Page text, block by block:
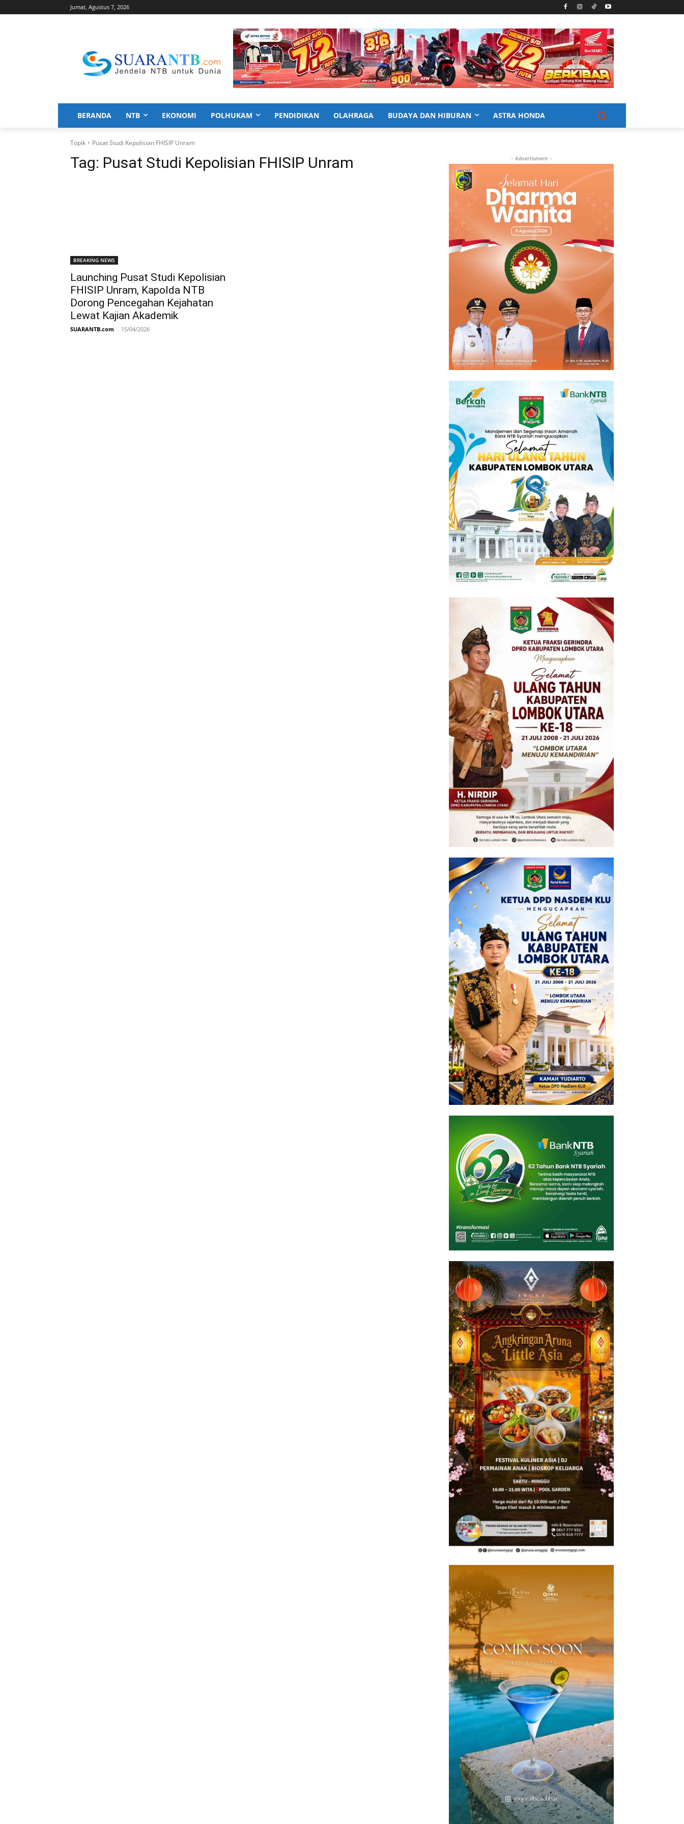
Jumat, Agustus 7, 2026
BERANDA NTB EKONOMI POLHUKAM PENDIDIKAN OLAHRAGA BUDAYA DAN HIBURAN ASTRA HONDA
Topik Pusat Studi Kepolisian FHISIP Unram
Tag: Pusat Studi Kepolisian FHISIP Unram
BREAKING NEWS
Launching Pusat Studi Kepolisian
FHISIP Unram, Kapolda NTB
Dorong Pencegahan Kejahatan
Lewat Kajian Akademik
SUARANTB.com - 15/04/2026
- Advertisment -